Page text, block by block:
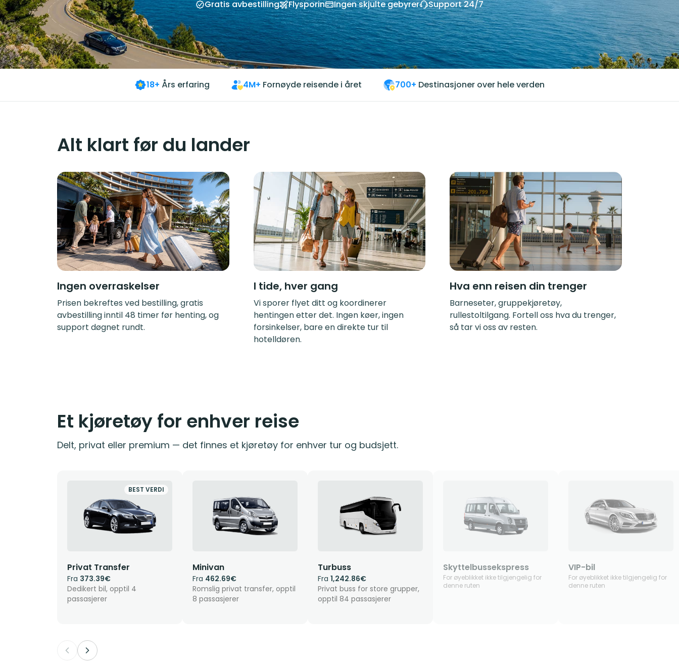
Gratis avbestilling Flysporin Ingen skjulte gebyrer Support 24/7
18+ Års erfaring 4M+ Fornøyde reisende i året 700+ Destinasjoner over hele verden
Alt klart før du lander
Ingen overraskelser
Prisen bekreftes ved bestilling, gratis
avbestilling inntil 48 timer før henting, og
support døgnet rundt.
I tide, hver gang
Vi sporer flyet ditt og koordinerer
hentingen etter det. Ingen køer, ingen
forsinkelser, bare en direkte tur til
hotelldøren.
Hva enn reisen din trenger
Barneseter, gruppekjøretøy,
rullestoltilgang. Fortell oss hva du trenger,
så tar vi oss av resten.
Et kjøretøy for enhver reise
Delt, privat eller premium — det finnes et kjøretøy for enhver tur og budsjett.
BEST VERDI
Privat Transfer
Fra 373.39€
Dedikert bil, opptil 4
passasjerer
Minivan
Fra 462.69€
Romslig privat transfer, opptil
8 passasjerer
Turbuss
Fra 1,242.86€
Privat buss for store grupper,
opptil 84 passasjerer
Skyttelbussekspress
For øyeblikket ikke tilgjengelig for
denne ruten
VIP-bil
For øyeblikket ikke tilgjengelig for
denne ruten